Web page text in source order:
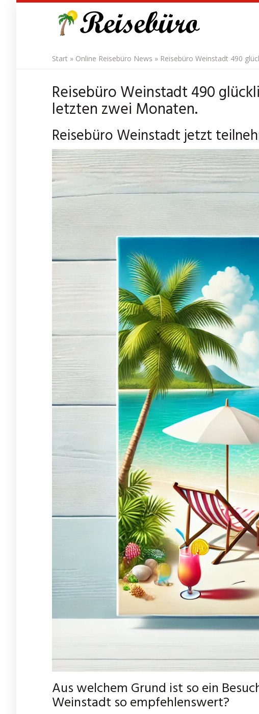
Start » Online Reisebüro News » Reisebüro Weinstadt 490
Reisebüro Weinstadt 490
letzten zwei Monaten.
Reisebüro Weinstadt jetzt
Aus welchem Grund ist so ein
Weinstadt so empfehlenswert?